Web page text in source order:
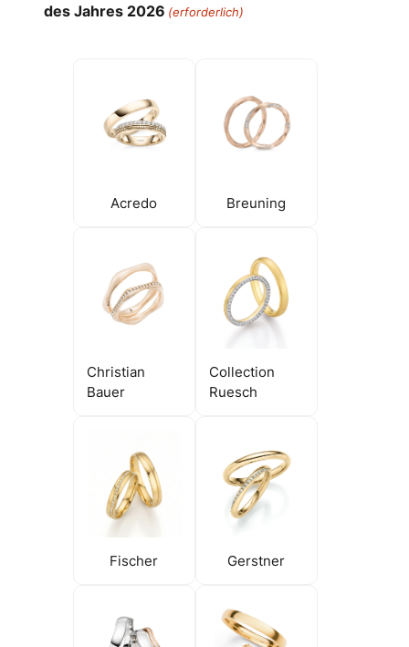
des Jahres 2026 (erforderlich)
Acredo Breuning
Christian
Bauer
Collection
Ruesch
Fischer Gerstner